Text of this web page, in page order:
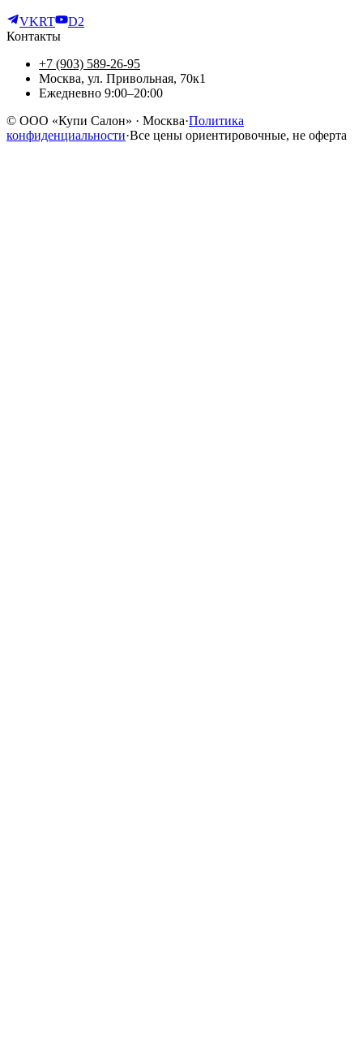
VKRT
D2
Контакты
+7 (903) 589-26-95
Москва, ул. Привольная, 70к1
Ежедневно 9:00–20:00
© ООО «Купи Салон» · Москва·Политика
конфиденциальности·Все цены ориентировочные, не оферта